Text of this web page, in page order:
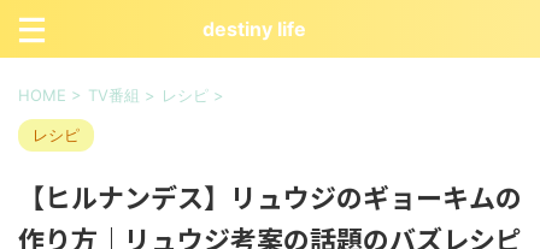
destiny life
HOME > TV番組 > レシピ >
レシピ
【ヒルナンデス】リュウジのギョーキムの
作り方｜リュウジ考案の話題のバズレシピ